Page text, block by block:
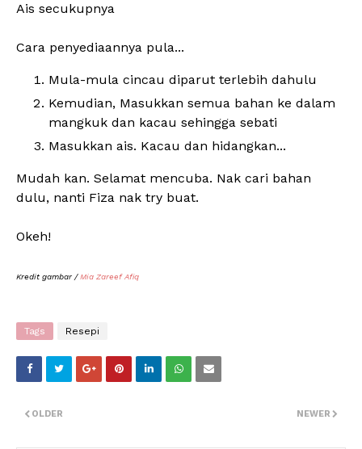
Ais secukupnya
Cara penyediaannya pula...
Mula-mula cincau diparut terlebih dahulu
Kemudian, Masukkan semua bahan ke dalam
mangkuk dan kacau sehingga sebati
Masukkan ais. Kacau dan hidangkan...
Mudah kan. Selamat mencuba. Nak cari bahan
dulu, nanti Fiza nak try buat.
Okeh!
Kredit gambar / Mia Zareef Afiq
Tags Resepi
NEWER
OLDER